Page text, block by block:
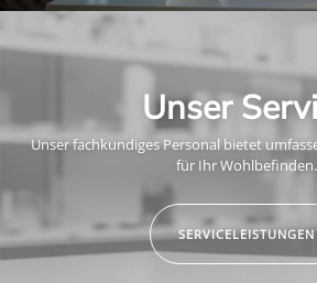
Unser
Unser fachkundiges Personal bietet
für Ihr Wohlbefinden.
SERVICELEISTUNGEN